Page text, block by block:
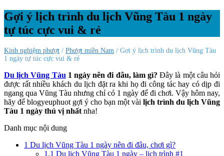
Gợi ý lịch trình du lịch Vũng Tàu 1 ngày
tự túc cực vui & rẻ
Kinh nghiệm phượt / Phượt miền Nam / Gợi ý lịch trình du lịch Vũng Tàu
1 ngày tự túc cực vui & rẻ
Du lịch Vũng Tàu 1 ngày nên đi đâu, làm gì? Đây là một câu hỏi
được rất nhiều khách du lịch đặt ra khi họ đi công tác hay có dịp đi
ngang qua Vũng Tàu nhưng chỉ có 1 ngày để đi chơi. Vậy hôm nay,
hãy để blogyeuphuot gợi ý cho bạn một vài lịch trình du lịch Vũng
Tàu 1 ngày thú vị nhất nha!
Danh mục nội dung
1 Du lịch Vũng Tàu 1 ngày nên đi đâu, chơi gì?
1.1 Du lịch Vũng Tàu 1 ngày – lịch trình #1